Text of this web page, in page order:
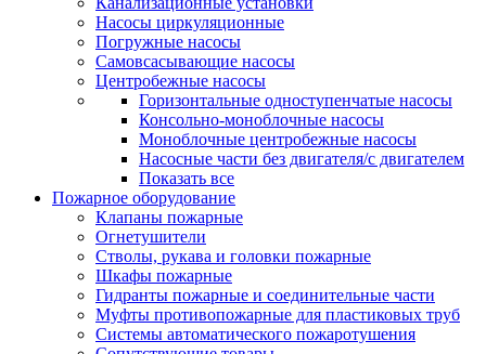
Насосы циркуляционные
Погружные насосы
Самовсасывающие насосы
Центробежные насосы
Горизонтальные одноступенчатые насосы
Консольно-моноблочные насосы
Моноблочные центробежные насосы
Насосные части без двигателя/с двигателем
Показать все
Пожарное оборудование
Клапаны пожарные
Огнетушители
Стволы, рукава и головки пожарные
Шкафы пожарные
Гидранты пожарные и соединительные части
Муфты противопожарные для пластиковых труб
Системы автоматического пожаротушения